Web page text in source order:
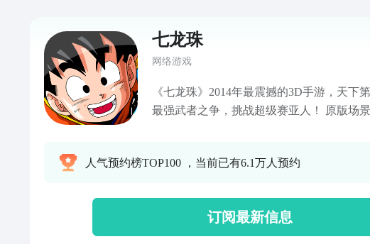
七龙珠
网络游戏
《七龙珠》2014年最震撼的3D手游，天下
最强武者之争，挑战超级赛亚人！ 原版场
的视觉战斗设计，完美展现最真实的打斗，
人气预约榜TOP100 ，当前已有6.1万人预约
订阅最新信息